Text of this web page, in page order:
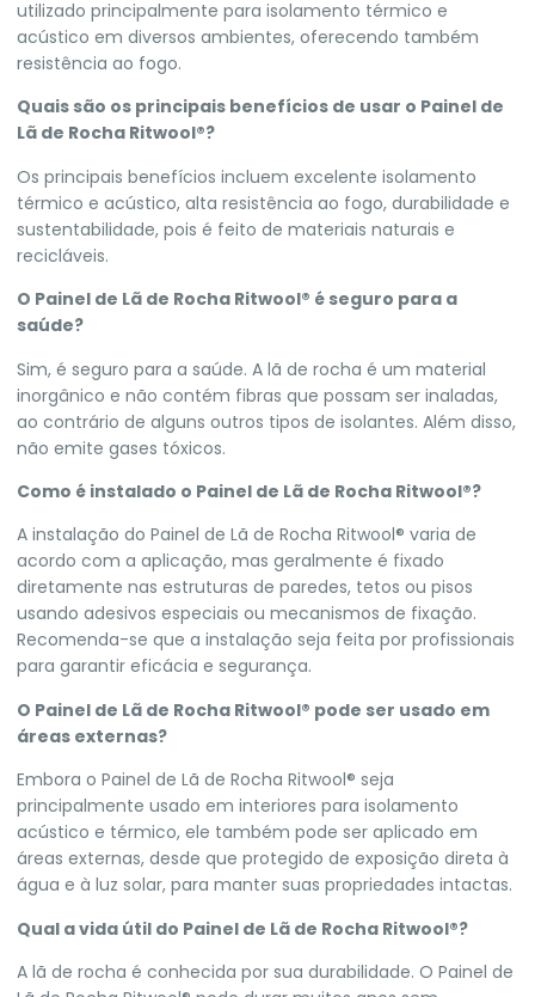
utilizado principalmente para isolamento térmico e
acústico em diversos ambientes, oferecendo também
resistência ao fogo.
Quais são os principais benefícios de usar o Painel de
Lã de Rocha Ritwool®?
Os principais benefícios incluem excelente isolamento
térmico e acústico, alta resistência ao fogo, durabilidade e
sustentabilidade, pois é feito de materiais naturais e
recicláveis.
O Painel de Lã de Rocha Ritwool® é seguro para a
saúde?
Sim, é seguro para a saúde. A lã de rocha é um material
inorgânico e não contém fibras que possam ser inaladas,
ao contrário de alguns outros tipos de isolantes. Além disso,
não emite gases tóxicos.
Como é instalado o Painel de Lã de Rocha Ritwool®?
A instalação do Painel de Lã de Rocha Ritwool® varia de
acordo com a aplicação, mas geralmente é fixado
diretamente nas estruturas de paredes, tetos ou pisos
usando adesivos especiais ou mecanismos de fixação.
Recomenda-se que a instalação seja feita por profissionais
para garantir eficácia e segurança.
O Painel de Lã de Rocha Ritwool® pode ser usado em
áreas externas?
Embora o Painel de Lã de Rocha Ritwool® seja
principalmente usado em interiores para isolamento
acústico e térmico, ele também pode ser aplicado em
áreas externas, desde que protegido de exposição direta à
água e à luz solar, para manter suas propriedades intactas.
Qual a vida útil do Painel de Lã de Rocha Ritwool®?
A lã de rocha é conhecida por sua durabilidade. O Painel de